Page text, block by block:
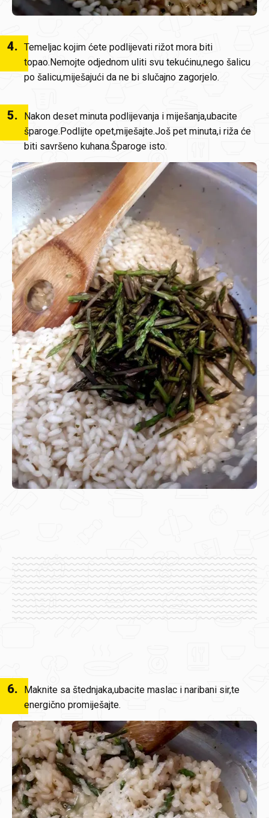
4. Temeljac kojim ćete podlijevati rižot mora biti
topao.Nemojte odjednom uliti svu tekućinu,nego šalicu
po šalicu,miješajući da ne bi slučajno zagorjelo.
5.
Nakon deset minuta podlijevanja i miješanja,ubacite
šparoge.Podlijte opet,miješajte.Još pet minuta,i riža će
biti savršeno kuhana.Šparoge isto.
6.
Maknite sa štednjaka,ubacite maslac i naribani sir,te
energično promiješajte.